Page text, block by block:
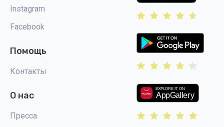
Instagram
Facebook
Помощь
Контакты
О нас
Пресса